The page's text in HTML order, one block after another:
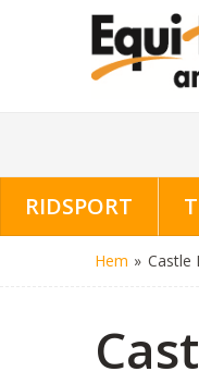
RIDSPORT
Hem » Castle